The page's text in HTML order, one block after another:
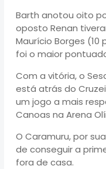
Barth anotou oito
oposto Renan
Maurício Borges
foi o maior
Com a vitória, o
está atrás do
um jogo a mais
Canoas na Arena
O Caramuru, por
de conseguir a
fora de casa.